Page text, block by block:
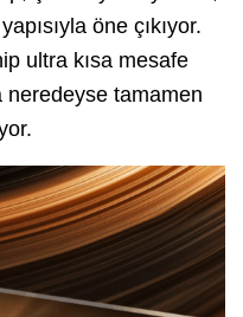
öne çıkıyor.
ultra kısa mesafe
neredeyse tamamen